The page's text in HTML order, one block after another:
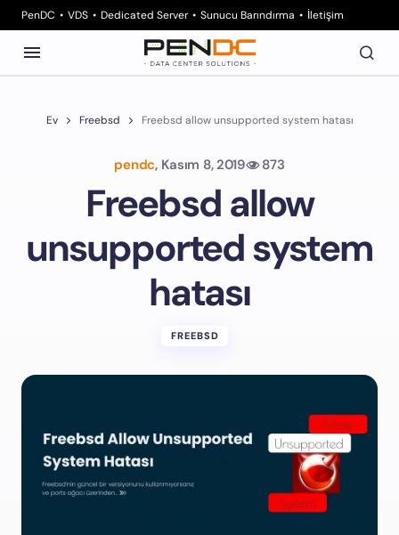
PenDC VDS Dedicated Server Sunucu Barındırma İletişim
Ev Freebsd Freebsd allow unsupported system hatası
pendc, Kasım 8, 2019 873
Freebsd allow
unsupported system
hatası
FREEBSD